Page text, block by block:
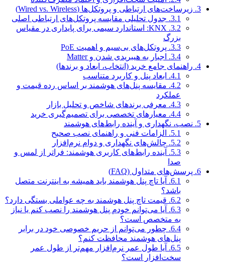
3. زیرساخت‌های ارتباطی و پروتکل‌ها (Wired vs. Wireless)
3.1. جدول تحلیلی مقایسه پروتکل‌های ارتباطی اصلی
3.2.
KNX: استاندارد سیمی برای پایداری در مقیاس
بزرگ
3.3. پروتکل‌های بی‌سیم و اهمیت PoE
3.4.
اجبار به هیبریدی شدن و Matter
4. راهنمای جامع خرید (انتخاب، ابعاد و برندها)
4.1.
ابعاد پنل و کاربرد متناسب
4.2. مقایسه پنل‌های هوشمند بر اساس رده قیمت و
عملکرد
4.3. معرفی برندهای شاخص و تحلیل بازار
4.4. معیارهای تخصصی برای تصمیم‌گیری خرید
5. نصب، نگهداری و آینده رابط‌های هوشمند
5.1.
الزامات فنی و راهنمای نصب صحیح
5.2. چالش‌های نگهداری و دوام نرم‌افزار
5.3.
آینده رابط‌های کاربری هوشمند: فراتر از لمس و
صدا
6. پرسش‌های متداول (FAQ)
6.1.
آیا تاچ پنل هوشمند باید همیشه به اینترنت متصل
باشد؟
6.2. قیمت تاچ پنل هوشمند به چه عواملی بستگی دارد؟
6.3.
آیا می‌توانم خودم پنل هوشمند را نصب کنم یا نیاز
به متخصص است؟
6.4. چطور می‌توانم از حریم خصوصی خود در برابر
پنل‌های هوشمند محافظت کنم؟
6.5.
آیا طول عمر نرم‌افزار مهم‌تر از طول عمر
سخت‌افزار است؟